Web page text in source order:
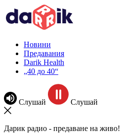
Новини
Предавания
Darik Health
„40 до 40“
Слушай Слушай
Дарик радио - предаване на живо!